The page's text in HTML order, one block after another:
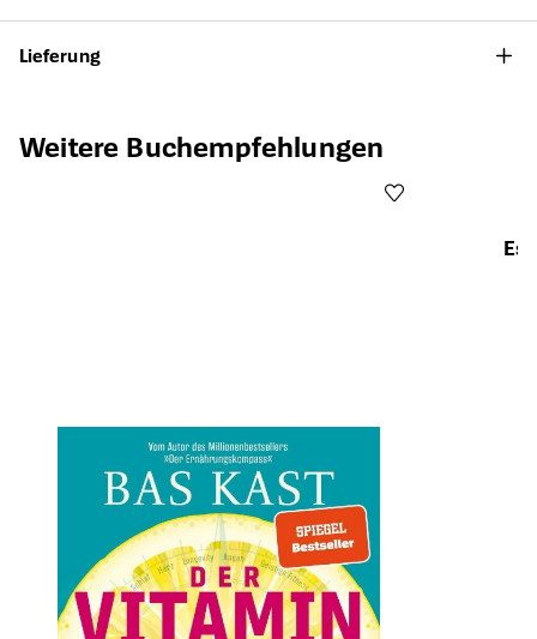
Lieferung
Produktgalerie überspringen
Weitere Buchempfehlungen